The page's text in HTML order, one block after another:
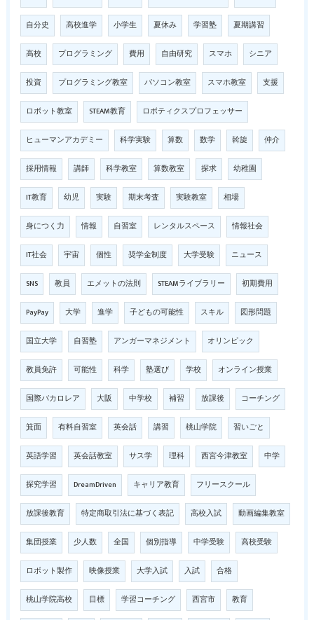
自分史 高校進学 小学生 夏休み 学習塾 夏期講習
高校 プログラミング 費用 自由研究 スマホ シニア
投資 プログラミング教室 パソコン教室 スマホ教室 支援
ロボット教室 STEAM教育 ロボティクスプロフェッサー
ヒューマンアカデミー 科学実験 算数 数学 斡旋 仲介
採用情報 講師 科学教室 算数教室 探求 幼稚園
IT教育 幼児 実験 期末考査 実験教室 相場
身につく力 情報 自習室 レンタルスペース 情報社会
IT社会 宇宙 個性 奨学金制度 大学受験 ニュース
SNS 教員 エメットの法則 STEAMライブラリー 初期費用
PayPay 大学 進学 子どもの可能性 スキル 図形問題
国立大学 自習塾 アンガーマネジメント オリンピック
教員免許 可能性 科学 塾選び 学校 オンライン授業
国際バカロレア 大阪 中学校 補習 放課後 コーチング
箕面 有料自習室 英会話 講習 桃山学院 習いごと
英語学習 英会話教室 サス学 理科 西宮今津教室 中学
探究学習 DreamDriven キャリア教育 フリースクール
放課後教育 特定商取引法に基づく表記 高校入試 動画編集教室
集団授業 少人数 全国 個別指導 中学受験 高校受験
ロボット製作 映像授業 大学入試 入試 合格
桃山学院高校 目標 学習コーチング 西宮市 教育